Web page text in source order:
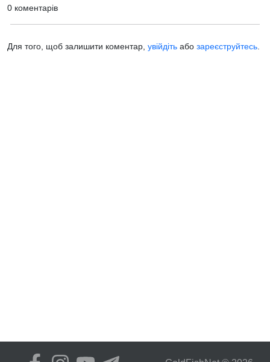
0 коментарів
Для того, щоб залишити коментар, увійдіть або зареєструйтесь